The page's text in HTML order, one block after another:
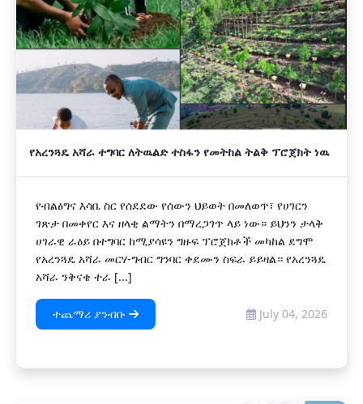
የአረንጓዴ አሻራ ተግባር ለትዉልድ ተስፋን የመትከል ትልቅ ፕሮጀክት ነዉ
የብልፅግና እሳቤ ስር የሰደደው የሰውን ህይወት በመለወጥ፣ የሀገርን
ገጽታ በመቀየር እና ዘላቂ ልማትን በማረጋገጥ ላይ ነው። ይህንን ታላቅ
ሀገራዊ ራዕይ በተግባር ከሚያሳዩን ግዙፍ ፕሮጀክቶች መካከል ደግሞ
የአረንጓዴ አሻራ መርሃ-ግብር ግንባር ቀደሙን ስፍራ ይይዛል። የአረንጓዴ
አሻራ ንቅናቄ ተራ [...]
ተጨማሪ ያንብቡ July 04, 2026